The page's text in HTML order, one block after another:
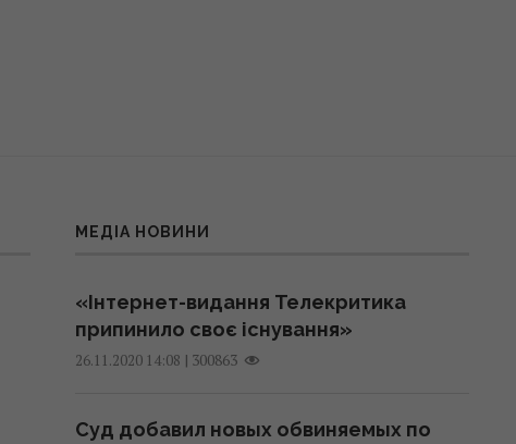
МЕДІА НОВИНИ
«Інтернет-видання Телекритика
припинило своє існування»
26.11.2020 14:08 | 300863
Суд добавил новых обвиняемых по